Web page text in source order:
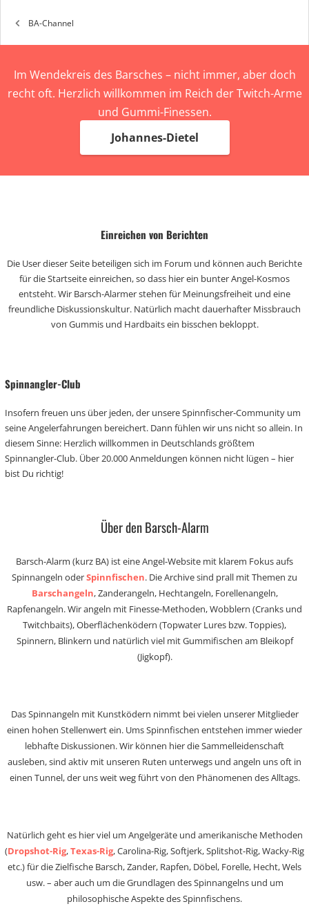
BA-Channel
Im Wendekreis des Barsches – nicht immer, aber doch
recht oft. Herzlich willkommen im Reich der Twitch-Arme
und Gummi-Finessen.
Johannes-Dietel
Einreichen von Berichten
Die User dieser Seite beteiligen sich im Forum und können auch Berichte
für die Startseite einreichen, so dass hier ein bunter Angel-Kosmos
entsteht. Wir Barsch-Alarmer stehen für Meinungsfreiheit und eine
freundliche Diskussionskultur. Natürlich macht dauerhafter Missbrauch
von Gummis und Hardbaits ein bisschen bekloppt.
Spinnangler-Club
Insofern freuen uns über jeden, der unsere Spinnfischer-Community um
seine Angelerfahrungen bereichert. Dann fühlen wir uns nicht so allein. In
diesem Sinne: Herzlich willkommen in Deutschlands größtem
Spinnangler-Club. Über 20.000 Anmeldungen können nicht lügen – hier
bist Du richtig!
Über den Barsch-Alarm
Barsch-Alarm (kurz BA) ist eine Angel-Website mit klarem Fokus aufs
Spinnangeln oderSpinnfischen. Die Archive sind prall mit Themen zu
Barschangeln, Zanderangeln, Hechtangeln, Forellenangeln,
Rapfenangeln. Wir angeln mit Finesse-Methoden, Wobblern (Cranks und
Twitchbaits), Oberflächenködern (Topwater Lures bzw. Toppies),
Spinnern, Blinkern und natürlich viel mit Gummifischen am Bleikopf
(Jigkopf).
Das Spinnangeln mit Kunstködern nimmt bei vielen unserer Mitglieder
einen hohen Stellenwert ein. Ums Spinnfischen entstehen immer wieder
lebhafte Diskussionen. Wir können hier die Sammelleidenschaft
ausleben, sind aktiv mit unseren Ruten unterwegs und angeln uns oft in
einen Tunnel, der uns weit weg führt von den Phänomenen des Alltags.
Natürlich geht es hier viel um Angelgeräte und amerikanische Methoden
(Dropshot-Rig,Texas-Rig, Carolina-Rig, Softjerk, Splitshot-Rig, Wacky-Rig
etc.) für die Zielfische Barsch, Zander, Rapfen, Döbel, Forelle, Hecht, Wels
usw. – aber auch um die Grundlagen des Spinnangelns und um
philosophische Aspekte des Spinnfischens.